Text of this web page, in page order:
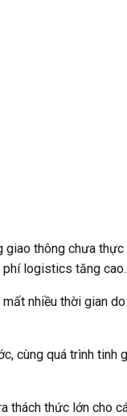
giao thông chưa
phí logistics tăng cao.
nhiều thời gian do
cùng quá trình tinh
thách thức lớn cho